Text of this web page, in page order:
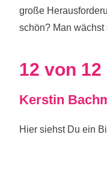
große
schön? Man wächst
12 von 12
Kerstin
Hier siehst Du ein